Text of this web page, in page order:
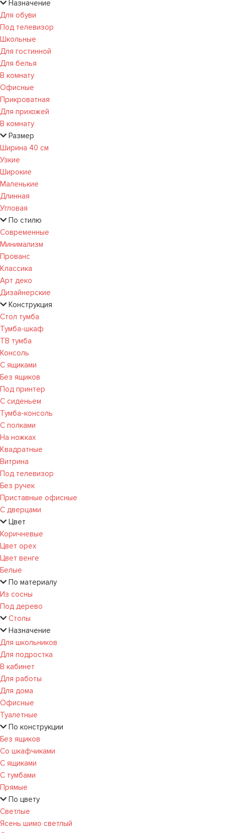
Назначение
Для обуви
Под телевизор
Школьные
Для гостинной
Для белья
В комнату
Офисные
Прикроватная
Для прихожей
В комнату
Размер
Ширина 40 см
Узкие
Широкие
Маленькие
Длинная
Угловая
По стилю
Современные
Минимализм
Прованс
Классика
Арт деко
Дизайнерские
Конструкция
Стол тумба
Тумба-шкаф
ТВ тумба
Консоль
С ящиками
Без ящиков
Под принтер
С сиденьем
Тумба-консоль
С полками
На ножках
Квадратные
Витрина
Под телевизор
Без ручек
Приставные офисные
С дверцами
Цвет
Коричневые
Цвет орех
Цвет венге
Белые
По материалу
Из сосны
Под дерево
Столы
Назначение
Для школьников
Для подростка
В кабинет
Для работы
Для дома
Офисные
Туалетные
По конструкции
Без ящиков
Со шкафчиками
С ящиками
С тумбами
Прямые
По цвету
Светлые
Ясень шимо светлый